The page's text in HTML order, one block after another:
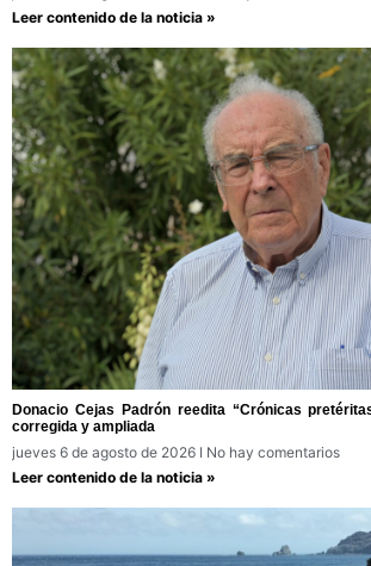
Leer contenido de la noticia »
Donacio Cejas Padrón reedita “Crónicas
corregida y ampliada
jueves 6 de agosto de 2026
No hay comentarios
Leer contenido de la noticia »